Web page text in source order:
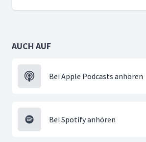
AUCH AUF
Bei Apple Podcasts anhören
Bei Spotify anhören